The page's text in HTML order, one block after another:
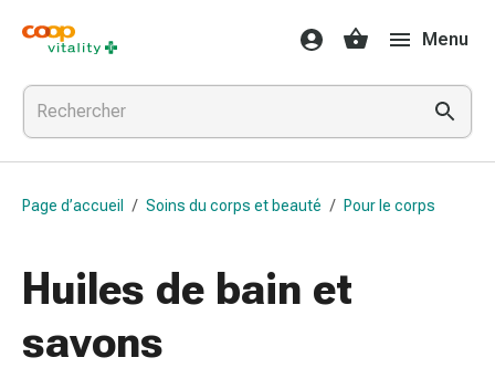
Médicaments
et
santé
Grippe
et
Refroidissement
pour
gorge
Médicaments
la
Menu
Page d’accueil / Soins du corps et beauté / Pour le corps
Huiles de bain et
savons